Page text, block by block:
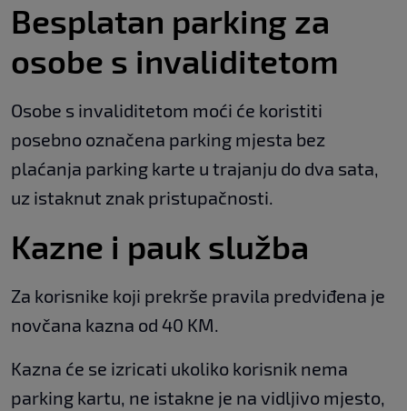
Besplatan parking za
osobe s invaliditetom
Osobe s invaliditetom moći će koristiti
posebno označena parking mjesta bez
plaćanja parking karte u trajanju do dva sata,
uz istaknut znak pristupačnosti.
Kazne i pauk služba
Za korisnike koji prekrše pravila predviđena je
novčana kazna od 40 KM.
Kazna će se izricati ukoliko korisnik nema
parking kartu, ne istakne je na vidljivo mjesto,